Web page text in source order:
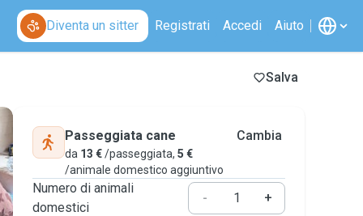
Diventa un sitter Registrati Accedi Aiuto
Salva
Passeggiata cane
da 13 €/passeggiata, 5 €
/animale domestico aggiuntivo
Cambia
Numero di animali
domestici
-
+